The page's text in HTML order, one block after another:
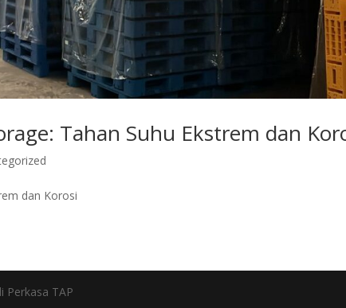
Tahan Suhu Ekstrem dan
dan Korosi
Perkasa TAP